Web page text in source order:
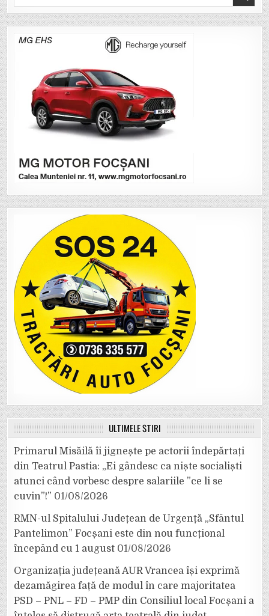
for:
ULTIMELE ȘTIRI
Primarul Misăilă îi jignește pe actorii îndepărtați
din Teatrul Pastia: „Ei gândesc ca niște socialiști
atunci când vorbesc despre salariile ”ce li se
cuvin”!” 01/08/2026
RMN-ul Spitalului Județean de Urgență „Sfântul
Pantelimon” Focșani este din nou funcțional
începând cu 1 august 01/08/2026
Organizația județeană AUR Vrancea își exprimă
dezamăgirea față de modul în care majoritatea
PSD – PNL – FD – PMP din Consiliul local Focșani a